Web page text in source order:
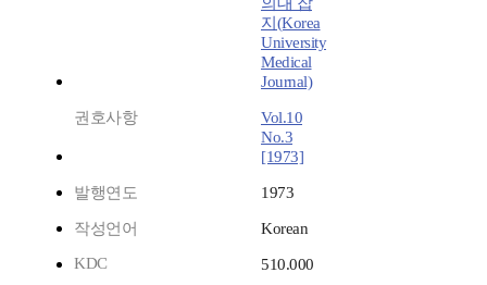
의대 잡
지(Korea
University
Medical
Journal)
권호사항
Vol.10
No.3
[1973]
발행연도 1973
작성언어
Korean
KDC
510.000